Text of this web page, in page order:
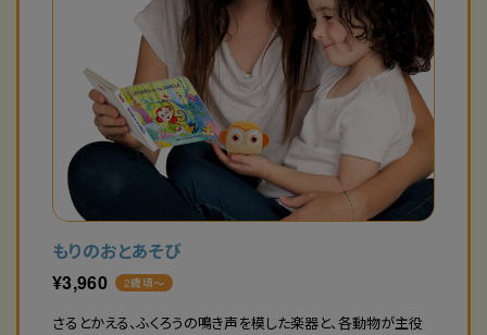
もりのおとあそび
¥3,960 2歳頃〜
さるとかえる、ふくろうの鳴き声を模した楽器と、各動物が主役